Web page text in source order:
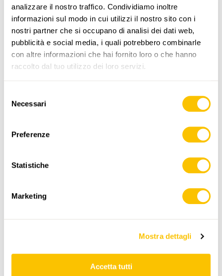
analizzare il nostro traffico. Condividiamo inoltre
informazioni sul modo in cui utilizzi il nostro sito con i
nostri partner che si occupano di analisi dei dati web,
pubblicità e social media, i quali potrebbero combinarle
con altre informazioni che hai fornito loro o che hanno
raccolto dal tuo utilizzo dei loro servizi.
delNecessari
Preferenze
Statistiche
Marketing
Mostra dettagli
Accetta tutti
swisstopo